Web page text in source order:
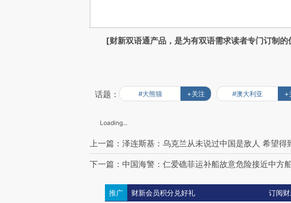
[财新双语通产品，是为有双语需求读者专门订制的
话题： #大熊猫 +关注 #澳大利亚 +
Loading...
上一篇：泽连斯基：乌克兰从未说过中国是敌人 希望得
下一篇：中国海警：仁爱礁菲运补船故意危险接近中方
推广 财新会员积分兑好礼 订阅